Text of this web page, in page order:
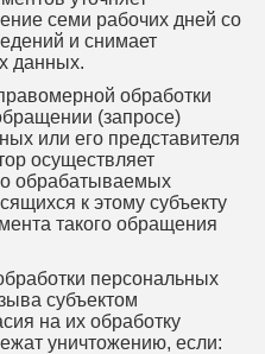
семи рабочих дней со
и снимает
данных.
обработки
(запросе)
или его представителя
осуществляет
обрабатываемых
к этому субъекту
такого обращения
персональных
субъектом
на их обработку
уничтожению, если: